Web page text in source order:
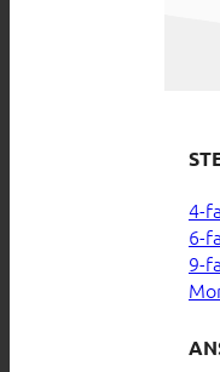
4-
6-
9-